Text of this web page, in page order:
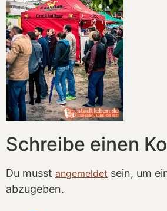
Schreibe einen
Du musst angemeldet sein, um
abzugeben.